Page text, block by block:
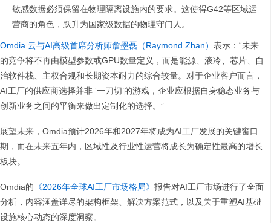
敏感数据必须保留在物理隔离设施内的要求。这使得G42等区域运
营商的角色，跃升为国家级数据的物理守门人。
Omdia 云与AI高级首席分析师詹墨磊（Raymond Zhan） 表示：“未来
的竞争将不再由模型参数或GPU数量定义，而是能源、液冷、芯片、自
治软件栈、主权合规和长期资本耐力的综合较量。对于企业客户而言，
AI工厂的供应商选择并非 ‘一刀切’的游戏，企业应根据自身稳态业务与
创新业务之间的平衡来做出定制化的选择。”
展望未来，Omdia预计2026年和2027年将成为AI工厂发展的关键窗口
期，而在未来五年内，区域性及行业性运营将成长为确定性最高的增长
板块。
Omdia的 《2026年全球AI工厂市场格局》 报告对AI工厂市场进行了全面
分析，内容涵盖详尽的架构框架、解决方案范式，以及关于重塑AI基础
设施核心动态的深度洞察。